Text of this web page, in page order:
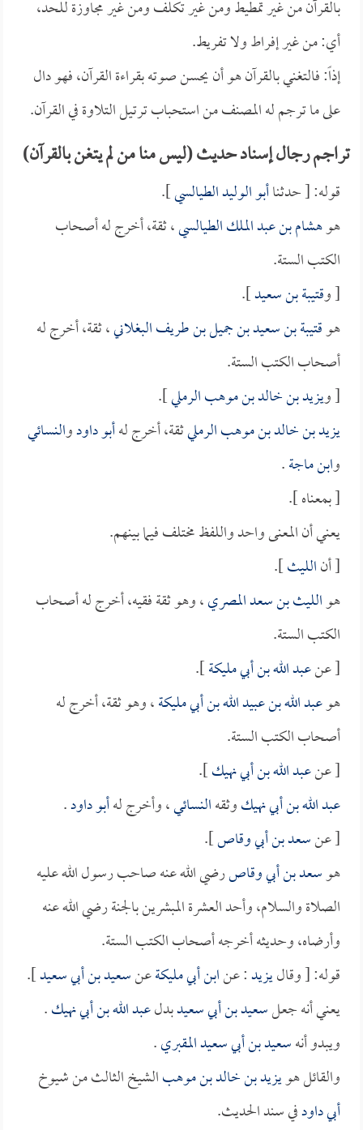
بالقرآن من غير تمطيط ومن غير تكلف ومن غير مجاوزة للحد،
أي: من غير إفراط ولا تفريط.
إذاً: فالتغني بالقرآن هو أن يحسن صوته بقراءة القرآن، فهو دال
على ما ترجم له المصنف من استحباب ترتيل التلاوة في القرآن.
تراجم رجال إسناد حديث (ليس منا من لم يتغن بالقرآن)
قوله: [ حدثناأبو الوليد الطيالسي].
هوهشام بن عبد الملك الطيالسي، ثقة، أخرج له أصحاب
الكتب الستة.
[ وقتيبة بن سعيد].
هوقتيبة بن سعيد بن جميل بن طريف البغلاني، ثقة، أخرج له
أصحاب الكتب الستة.
[ ويزيد بن خالد بن موهب الرملي].
يزيد بن خالد بن موهب الرمليثقة، أخرج لهأبو داودوالنسائي
وابن ماجة.
[ بمعناه ].
يعني أن المعنى واحد واللفظ مختلف فيما بينهم.
[ أنالليث].
هوالليث بن سعد المصري، وهو ثقة فقيه، أخرج له أصحاب
الكتب الستة.
[ عنعبد الله بن أبي مليكة].
هوعبد الله بن عبيد الله بن أبي مليكة، وهو ثقة، أخرج له
أصحاب الكتب الستة.
[ عنعبد الله بن أبي نهيك].
عبد الله بن أبي نهيكوثقهالنسائي، وأخرج لهأبو داود.
[ عنسعد بن أبي وقاص].
هوسعد بن أبي وقاصرضي الله عنه صاحب رسول الله عليه
الصلاة والسلام، وأحد العشرة المبشرين بالجنة رضي الله عنه
وأرضاه، وحديثه أخرجه أصحاب الكتب الستة.
قوله: [ وقاليزيد: عنابن أبي مليكةعنسعيد بن أبي سعيد].
يعني أنه جعلسعيد بن أبي سعيدبدلعبد الله بن أبي نهيك.
ويبدو أنهسعيد بن أبي سعيد المقبري.
والقائل هويزيد بن خالد بن موهبالشيخ الثالث من شيوخ
أبي داودفي سند الحديث.